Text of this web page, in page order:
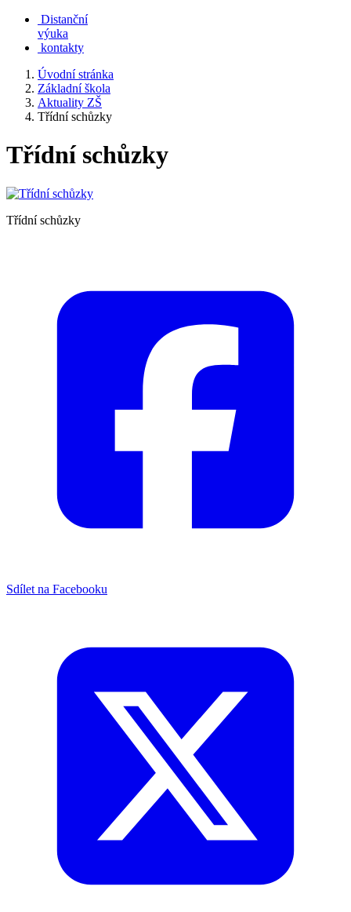
Distanční
výuka
kontakty
Úvodní stránka
Základní škola
Aktuality ZŠ
Třídní schůzky
Třídní schůzky
Třídní schůzky
Sdílet na Facebooku